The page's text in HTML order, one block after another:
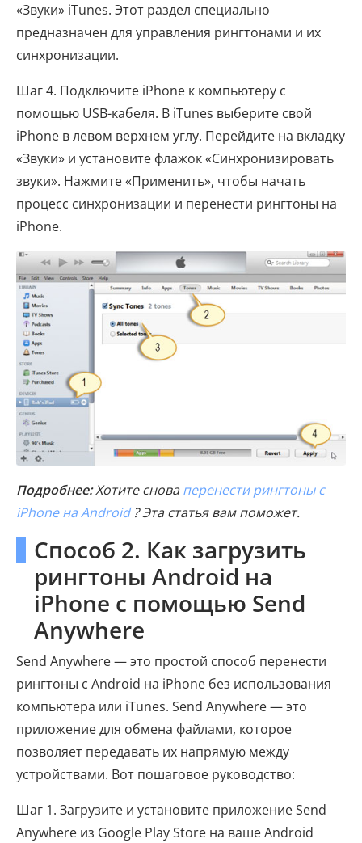
«Звуки» iTunes. Этот раздел специально
предназначен для управления рингтонами и их
синхронизации.
Шаг 4. Подключите iPhone к компьютеру с
помощью USB-кабеля. В iTunes выберите свой
iPhone в левом верхнем углу. Перейдите на вкладку
«Звуки» и установите флажок «Синхронизировать
звуки». Нажмите «Применить», чтобы начать
процесс синхронизации и перенести рингтоны на
iPhone.
Подробнее:Хотите сноваперенести рингтоны с
iPhone на Android? Эта статья вам поможет.
Способ 2. Как загрузить
рингтоны Android на
iPhone с помощью Send
Anywhere
Send Anywhere — это простой способ перенести
рингтоны с Android на iPhone без использования
компьютера или iTunes. Send Anywhere — это
приложение для обмена файлами, которое
позволяет передавать их напрямую между
устройствами. Вот пошаговое руководство:
Шаг 1. Загрузите и установите приложение Send
Anywhere из Google Play Store на ваше Android